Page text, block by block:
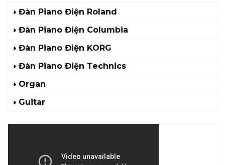
Đàn Piano Điện Roland
Đàn Piano Điện Columbia
Đàn Piano Điện KORG
Đàn Piano Điện Technics
Organ
Guitar